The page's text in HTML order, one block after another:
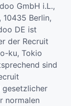
GmbH i.L.,
10435 Berlin,
DE ist
der Recruit
ku, Tokio
sind
normalen